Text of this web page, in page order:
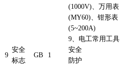
(1000V)、万用表
(MY60)、钳形表
(5~200A)
9、电工常用工具
9
安全
标志
GB 1
安全
防护